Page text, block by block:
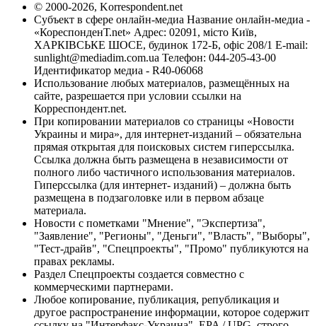
© 2000-2026, Korrespondent.net
Субъект в сфере онлайн-медиа Название онлайн-медиа -
«КореспонденТ.net» Адрес: 02091, місто Київ,
ХАРКІВСЬКЕ ШОСЕ, будинок 172-Б, офіс 208/1 E-mail:
sunlight@mediadim.com.ua Телефон: 044-205-43-00
Идентификатор медиа - R40-06068
Использование любых материалов, размещённых на
сайте, разрешается при условии ссылки на
Корреспондент.net.
При копировании материалов со страницы «Новости
Украины и мира», для интернет-изданий – обязательна
прямая открытая для поисковых систем гиперссылка.
Ссылка должна быть размещена в независимости от
полного либо частичного использования материалов.
Гиперссылка (для интернет- изданий) – должна быть
размещена в подзаголовке или в первом абзаце
материала.
Новости с пометками "Мнение", "Экспертиза",
"Заявление", "Регионы", "Деньги", "Власть", "Выборы",
"Тест-драйв", "Спецпроекты", "Промо" публикуются на
правах рекламы.
Раздел Спецпроекты создается совместно с
коммерческими партнерами.
Любое копирование, публикация, републикация и
другое распространение информации, которое содержит